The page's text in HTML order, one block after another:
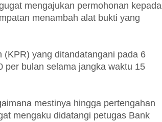
mengajukan permohonan kepada
menambah alat bukti yang
yang ditandatangani pada 6
per bulan selama jangka waktu 15
mestinya hingga pertengahan
mengaku didatangi petugas Bank